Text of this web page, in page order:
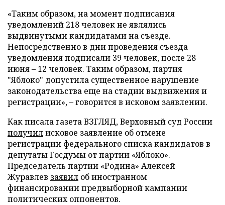
«Таким образом, на момент подписания
уведомлений 218 человек не являлись
выдвинутыми кандидатами на съезде.
Непосредственно в дни проведения съезда
уведомления подписали 39 человек, после 28
июня – 12 человек. Таким образом, партия
"Яблоко" допустила существенное нарушение
законодательства еще на стадии выдвижения и
регистрации», – говорится в исковом заявлении.
Как писала газета ВЗГЛЯД, Верховный суд России
получилисковое заявление об отмене
регистрации федерального списка кандидатов в
депутаты Госдумы от партии «Яблоко».
Председатель партии «Родина» Алексей
Журавлев заявил об иностранном
финансировании предвыборной кампании
политических оппонентов.